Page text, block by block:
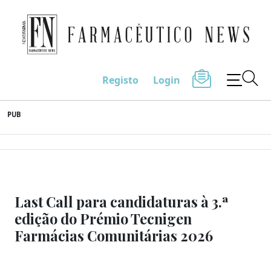
to
content
Farmacêutico News
Registo Login
PUB
Last Call para candidaturas à 3.ª
edição do Prémio Tecnigen
Farmácias Comunitárias 2026